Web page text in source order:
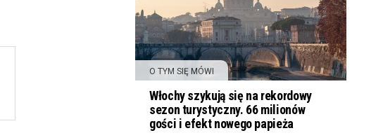
O TYM SIĘ MÓWI
Włochy szykują się na rekordowy
sezon turystyczny. 66 milionów
gości i efekt nowego papieża